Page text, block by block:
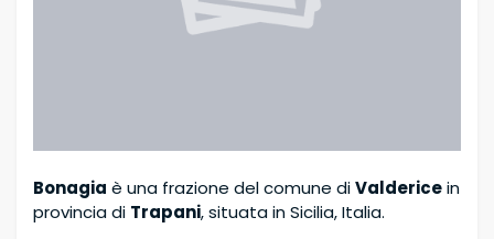
Bonagia è una frazione del comune diValdericein
provincia di Trapani, situata in Sicilia, Italia.